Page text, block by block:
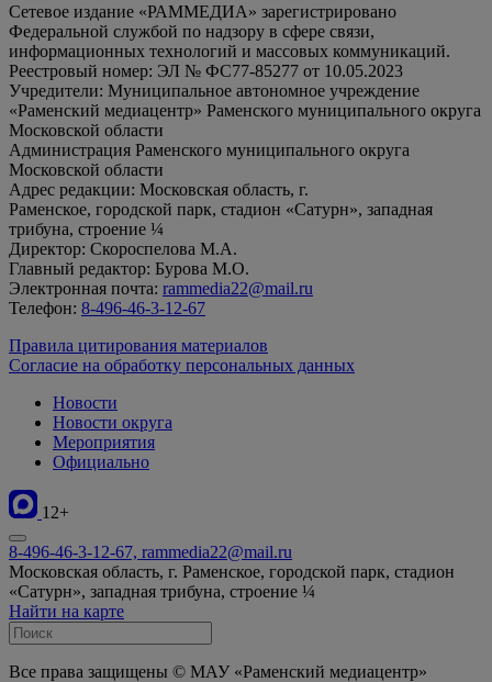
Сетевое издание «РАММЕДИА» зарегистрировано
Федеральной службой по надзору в сфере связи,
информационных технологий и массовых коммуникаций.
Реестровый номер: ЭЛ № ФС77-85277 от 10.05.2023
Учредители: Муниципальное автономное учреждение
«Раменский медиацентр» Раменского муниципального округа
Московской области
Администрация Раменского муниципального округа
Московской области
Адрес редакции: Московская область, г.
Раменское, городской парк, стадион «Сатурн», западная
трибуна, строение ¼
Директор: Скороспелова М.А.
Главный редактор: Бурова М.О.
Электронная почта: rammedia22@mail.ru
Телефон: 8-496-46-3-12-67
Правила цитирования материалов
Согласие на обработку персональных данных
Новости
Новости округа
Мероприятия
Официально
12+
8-496-46-3-12-67, rammedia22@mail.ru
Московская область, г. Раменское, городской парк, стадион
«Сатурн», западная трибуна, строение ¼
Найти на карте
Все права защищены © МАУ «Раменский медиацентр»